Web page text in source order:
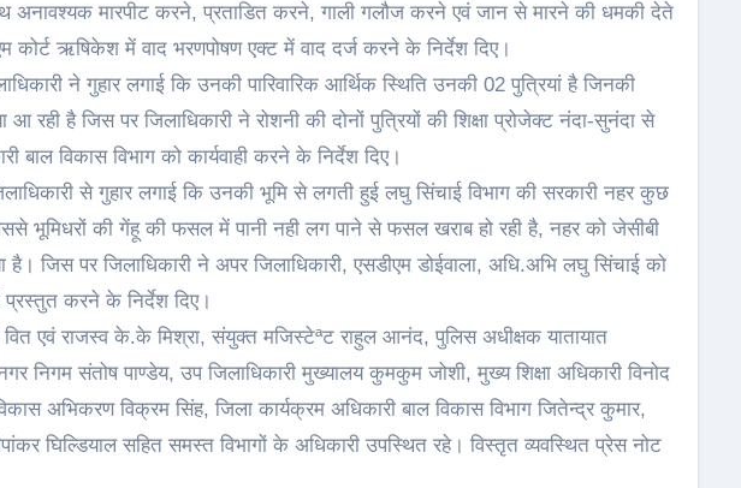
अनावश्यक मारपीट करने, प्रताडित करने, गाली गलौज करने एवं जान से मारने की धमकी देते
कोर्ट ऋषिकेश में वाद भरणपोषण एक्ट में वाद दर्ज करने के निर्देश दिए।
ने गुहार लगाई कि उनकी पारिवारिक आर्थिक स्थिति उनकी 02 पुत्रियां है जिनकी
आ रही है जिस पर जिलाधिकारी ने रोशनी की दोनों पुत्रियों की शिक्षा प्रोजेक्ट नंदा-सुनंदा से
बाल विकास विभाग को कार्यवाही करने के निर्देश दिए।
ने जिलाधिकारी से गुहार लगाई कि उनकी भूमि से लगती हुई लघु सिंचाई विभाग की सरकारी नहर कुछ
भूमिधरों की गेंहू की फसल में पानी नही लग पाने से फसल खराब हो रही है, नहर को जेसीबी
है। जिस पर जिलाधिकारी ने अपर जिलाधिकारी, एसडीएम डोईवाला, अधि.अभि लघु सिंचाई को
प्रस्तुत करने के निर्देश दिए।
वित एवं राजस्व के.के मिश्रा, संयुक्त मजिस्टेªट राहुल आनंद, पुलिस अधीक्षक यातायात
निगम संतोष पाण्डेय, उप जिलाधिकारी मुख्यालय कुमकुम जोशी, मुख्य शिक्षा अधिकारी विनोद
अभिकरण विक्रम सिंह, जिला कार्यक्रम अधिकारी बाल विकास विभाग जितेन्द्र कुमार,
घिल्डियाल सहित समस्त विभागों के अधिकारी उपस्थित रहे। विस्तृत व्यवस्थित प्रेस नोट